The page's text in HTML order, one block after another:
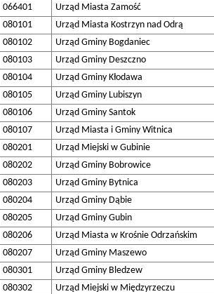
066401
Urząd Miasta Zamość
080101
Urząd Miasta Kostrzyn nad Odrą
080102
Urząd Gminy Bogdaniec
080103
Urząd Gminy Deszczno
080104
Urząd Gminy Kłodawa
080105
Urząd Gminy Lubiszyn
080106
Urząd Gminy Santok
080107
Urząd Miasta i Gminy Witnica
080201
Urząd Miejski w Gubinie
080202
Urząd Gminy Bobrowice
080203
Urząd Gminy Bytnica
080204
Urząd Gminy Dąbie
080205
Urząd Gminy Gubin
080206
Urząd Miasta w Krośnie Odrzańskim
080207
Urząd Gminy Maszewo
080301
Urząd Gminy Bledzew
080302
Urząd Miejski w Międzyrzeczu